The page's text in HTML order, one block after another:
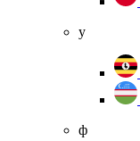
у
ф